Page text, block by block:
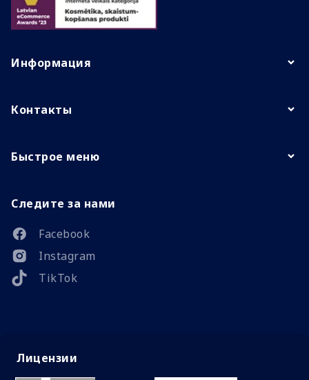
Информация
Контакты
Быстрое меню
Следите за нами
Facebook
Instagram
TikTok
Лицензии